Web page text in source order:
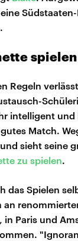
spielen
Regeln
intelligent und
Match.
sieht seine
zu spielen.
das Spielen
an
Paris und